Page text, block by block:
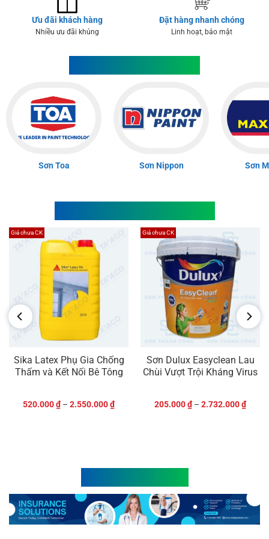
Ưu đãi khách hàng
Nhiều ưu đãi khủng
Đặt hàng nhanh chóng
Linh hoạt, bảo mật
Sơn Toa Sơn Nippon Sơn
Giá chưa CK
Sika Latex Phụ Gia Chống
Thấm và Kết Nối Bê Tông
520.000₫– 2.550.000₫
Giá chưa CK
Sơn Dulux Easyclean Lau
Chùi Vượt Trội Kháng Virus
205.000₫– 2.732.000₫